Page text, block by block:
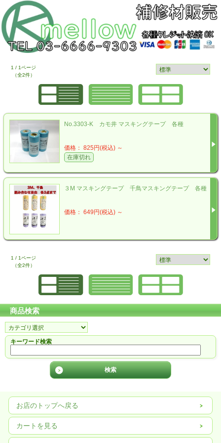
1 / 1ページ
（全2件）
No.3303-K カモ井 マスキングテープ 各種
価格： 825円(税込) ～
在庫切れ
３M マスキングテープ 千鳥マスキングテープ 各種
価格： 649円(税込) ～
1 / 1ページ
（全2件）
商品検索
キーワード検索
お店のトップへ戻る
カートを見る